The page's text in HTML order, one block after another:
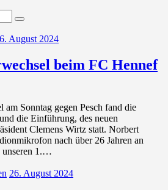
August 2024
beim FC Hennef
Sonntag gegen Pesch fand die
die Einführung, des neuen
Clemens Wirtz statt. Norbert
nach über 26 Jahren an
unseren 1.…
26. August 2024